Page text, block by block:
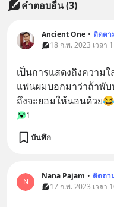
คำตอบอื่น(3)
Ancient One • ติดตา
18 ก.พ. 2023 เวลา
เป็นการแสดงถึงความ
แฟนผมบอกมาว่าถ้าพับ
ถึงจะยอมให้นอนด้วย😂
1
บันทึก
N
Nana​ Pajam • ติดตา
17 ก.พ. 2023 เวลา